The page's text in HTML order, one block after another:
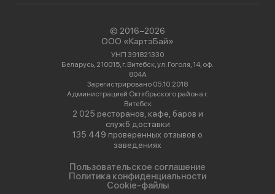
© 2016−2026
ООО «КартэБай»
УНП 391821330
Беларусь, 210015, г. Витебск, ул. Гоголя, 14, оф.
804А
Зарегистрировано 05.10.2018
Администрацией Октябрьского района г.
Витебск
2 025 ресторанов, кафе, баров и
служб доставки
135 449 проверенных отзывов о
заведениях
Пользовательское соглашение
Политика конфиденциальности
Cookie-файлы